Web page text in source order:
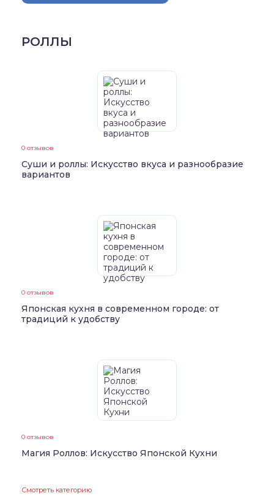
РОЛЛЫ
0 отзывов
Суши и роллы: Искусство вкуса и разнообразие
вариантов
0 отзывов
Японская кухня в современном городе: от
традиций к удобству
0 отзывов
Магия Роллов: Искусство Японской Кухни
Смотреть категорию